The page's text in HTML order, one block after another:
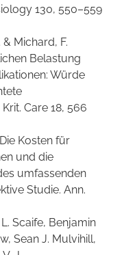
130, 550–559
& Michard, F.
Belastung
Würde
Care 18, 566
Kosten für
und die
umfassenden
Studie. Ann.
Scaife, Benjamin
Sean J. Mulvihill,